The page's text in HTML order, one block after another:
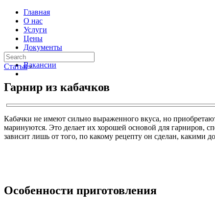
Главная
О нас
Услуги
Цены
Документы
Контакты
Вакансии
Статьи ›
Гарнир из кабачков
Кабачки не имеют сильно выраженного вкуса, но
маринуются. Это делает их хорошей основой для гарниров,
зависит лишь от того, по какому рецепту он сделан, какими
Особенности приготовления